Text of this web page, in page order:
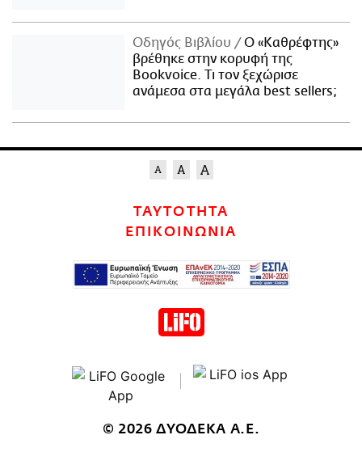
Οδηγός Βιβλίου
Ο «Καθρέφτης»
βρέθηκε στην κορυφή της
Bookvoice. Τι τον ξεχώρισε
ανάμεσα στα μεγάλα best sellers;
ΤΑΥΤΟΤΗΤΑ
ΕΠΙΚΟΙΝΩΝΙΑ
© 2026 ΔΥΟΔΕΚΑ Α.Ε.